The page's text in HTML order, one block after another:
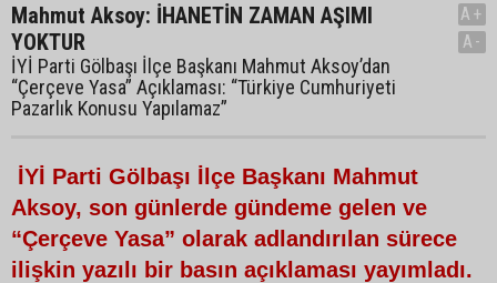
Mahmut Aksoy: İHANETİN ZAMAN AŞIMI
YOKTUR
İYİ Parti Gölbaşı İlçe Başkanı Mahmut Aksoy’dan
“Çerçeve Yasa” Açıklaması: “Türkiye Cumhuriyeti
Pazarlık Konusu Yapılamaz”
A+
A-
İYİ Parti Gölbaşı İlçe Başkanı Mahmut
Aksoy, son günlerde gündeme gelen ve
“Çerçeve Yasa” olarak adlandırılan sürece
ilişkin yazılı bir basın açıklaması yayımladı.